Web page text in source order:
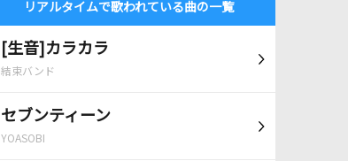
リアルタイムで歌われている曲の一覧
[生音]カラカラ
結束バンド
セブンティーン
YOASOBI